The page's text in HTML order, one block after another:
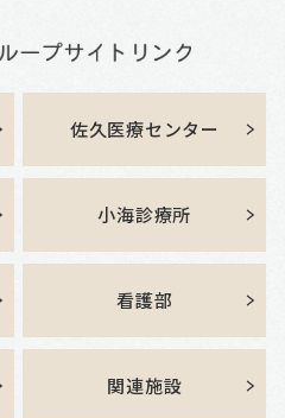
佐久医療センター
小海診療所
看護部
関連施設